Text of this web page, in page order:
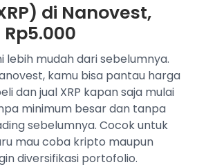
di Nanovest,
lebih mudah dari sebelumnya.
kamu bisa pantau harga
dan jual XRP kapan saja mulai
minimum besar dan tanpa
sebelumnya. Cocok untuk
mau coba kripto maupun
diversifikasi portofolio.